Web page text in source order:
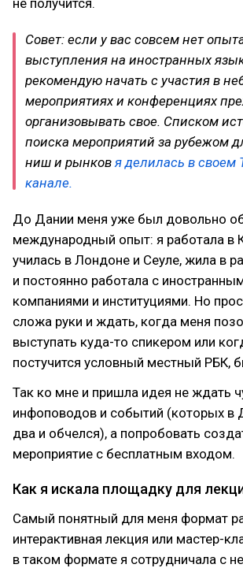
не получится.
Совет: если у вас совсем нет
выступления на иностранных
рекомендую начать с участия в
мероприятиях и конференциях
организовывать свое. Списком
поиска мероприятий за рубежом
ниш и рынковя делилась в своем
канале.
До Дании меня уже был довольно
международный опыт: я работала в
училась в Лондоне и Сеуле, жила в
и постоянно работала с
компаниями и институциями. Но
сложа руки и ждать, когда меня
выступать куда-то спикером или
постучится условный местный РБК,
Так ко мне и пришла идея не ждать
инфоповодов и событий (которых в
два и обчелся), а попробовать
мероприятие с бесплатным входом.
Как я искала площадку для
Самый понятный для меня формат
интерактивная лекция или мастер-
в таком формате я сотрудничала с